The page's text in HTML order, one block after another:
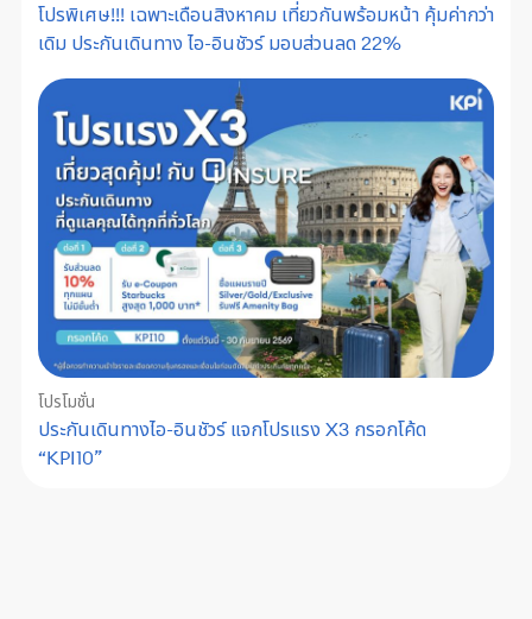
โปรพิเศษ!!! เฉพาะเดือนสิงหาคม เที่ยวกันพร้อมหน้า คุ้มค่ากว่า
เดิม ประกันเดินทาง ไอ-อินชัวร์ มอบส่วนลด 22%
โปรโมชั่น
ประกันเดินทางไอ-อินชัวร์ แจกโปรแรง X3 กรอกโค้ด
“KPI10”